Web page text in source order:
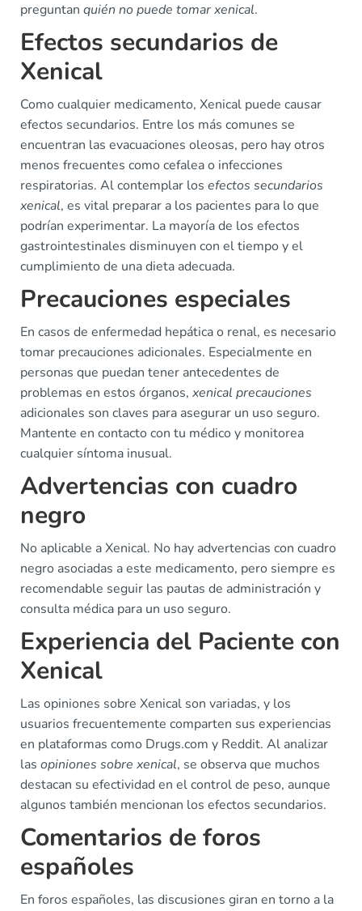
preguntan quién no puede tomar xenical.
Efectos secundarios de
Xenical
Como cualquier medicamento, Xenical puede causar
efectos secundarios. Entre los más comunes se
encuentran las evacuaciones oleosas, pero hay otros
menos frecuentes como cefalea o infecciones
respiratorias. Al contemplar los efectos secundarios
xenical, es vital preparar a los pacientes para lo que
podrían experimentar. La mayoría de los efectos
gastrointestinales disminuyen con el tiempo y el
cumplimiento de una dieta adecuada.
Precauciones especiales
En casos de enfermedad hepática o renal, es necesario
tomar precauciones adicionales. Especialmente en
personas que puedan tener antecedentes de
problemas en estos órganos, xenical precauciones
adicionales son claves para asegurar un uso seguro.
Mantente en contacto con tu médico y monitorea
cualquier síntoma inusual.
Advertencias con cuadro
negro
No aplicable a Xenical. No hay advertencias con cuadro
negro asociadas a este medicamento, pero siempre es
recomendable seguir las pautas de administración y
consulta médica para un uso seguro.
Experiencia del Paciente con
Xenical
Las opiniones sobre Xenical son variadas, y los
usuarios frecuentemente comparten sus experiencias
en plataformas como Drugs.com y Reddit. Al analizar
las opiniones sobre xenical, se observa que muchos
destacan su efectividad en el control de peso, aunque
algunos también mencionan los efectos secundarios.
Comentarios de foros
españoles
En foros españoles, las discusiones giran en torno a la